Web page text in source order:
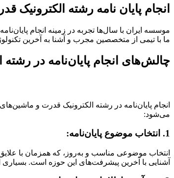
انجام پایان نامه رشته
موسسه ایران با سال‌ها تجربه در زمینه انجام
ما با تیمی از متخصصین مجرب و آشنا به آخرین
چالش‌های انجام پایان‌نامه در
انجام پایان‌نامه در رشته الکترونیک قدرت و
می‌شود:
1. انتخاب موضوع پایان‌نامه:
انتخاب موضوعی مناسب و به‌روز، که همزمان با
آشنایی با آخرین پیشرفت‌های این حوزه است.